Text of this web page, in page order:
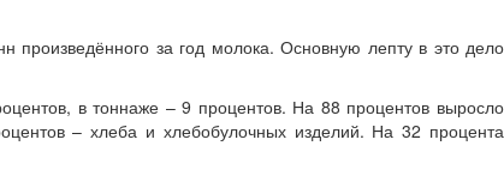
произведённого за год молока. Основную лепту в это дело
в тоннаже – 9 процентов. На 88 процентов выросло
– хлеба и хлебобулочных изделий. На 32 процента